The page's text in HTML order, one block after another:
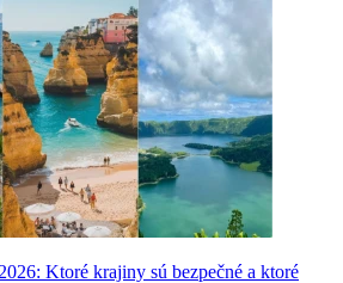
Ktoré krajiny sú bezpečné a ktoré